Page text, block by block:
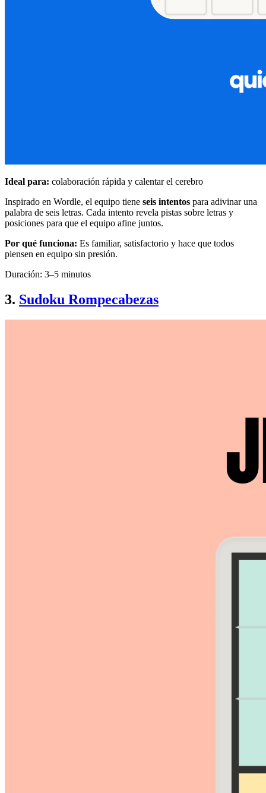
Ideal para: colaboración rápida y calentar el cerebro
Inspirado en Wordle, el equipo tiene seis intentos para adivinar una
palabra de seis letras. Cada intento revela pistas sobre letras y
posiciones para que el equipo afine juntos.
Por qué funciona: Es familiar, satisfactorio y hace que todos
piensen en equipo sin presión.
Duración: 3–5 minutos
3. Sudoku Rompecabezas